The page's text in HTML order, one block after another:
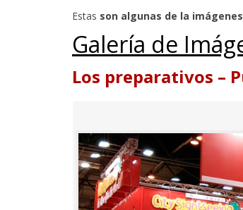
Estas son algunas de la imágenes
Galería de
Los preparativos –